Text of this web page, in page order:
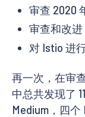
审查 2020
审查和改
对 Istio 进
再一次，在审
中总共发现了
Medium，四